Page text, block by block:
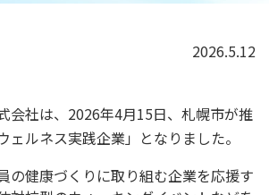
2026.5.12
会社は、 2026年4月15日、札幌市が推
ェルネス実践企業」となりました。
の健康づくりに取り組む企業を応援す